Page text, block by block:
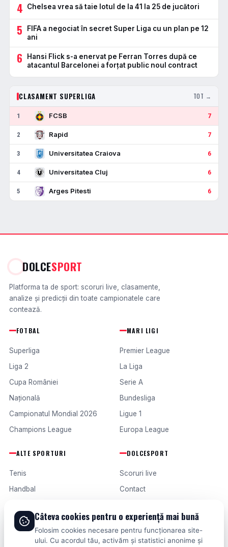
4 Chelsea vrea să taie lotul de la 41 la 25 de jucători
5
FIFA a negociat în secret Super Liga cu un plan pe 12
ani
6
Hansi Flick s-a enervat pe Ferran Torres după ce
atacantul Barcelonei a forțat public noul contract
CLASAMENT SUPERLIGA TOT →
1 FCSB 7
2 Rapid 7
3 Universitatea Craiova 6
4 Universitatea Cluj 6
5 Arges Pitesti 6
DOLCESPORT
Platforma ta de sport: scoruri live, clasamente,
analize și predicții din toate campionatele care
contează.
FOTBAL
Superliga
Liga 2
Cupa României
Națională
Campionatul Mondial 2026
Champions League
MARI LIGI
Premier League
La Liga
Serie A
Bundesliga
Ligue 1
Europa League
ALTE SPORTURI
Tenis
Handbal
Formula 1
Fotbal intern
DOLCESPORT
Scoruri live
Contact
Termeni și condiții
Câteva cookies pentru o experiență mai bună
Folosim cookies necesare pentru funcționarea site-
ului. Cu acordul tău, activăm și statistici anonime și